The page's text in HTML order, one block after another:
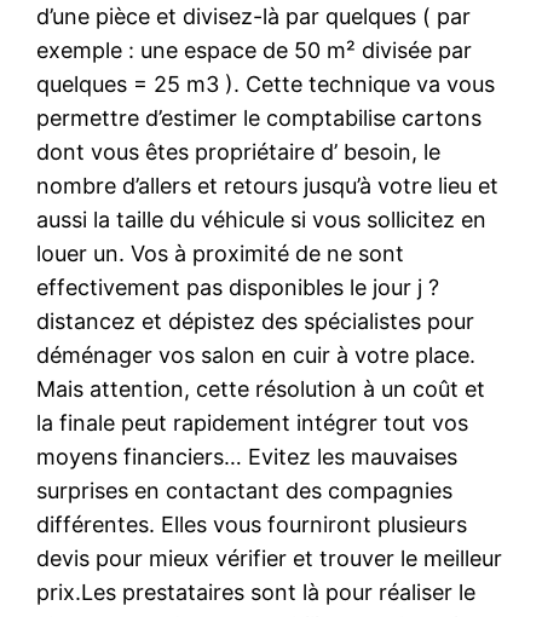
d’une pièce et divisez-là par quelques ( par
exemple : une espace de 50 m² divisée par
quelques = 25 m3 ). Cette technique va vous
permettre d’estimer le comptabilise cartons
dont vous êtes propriétaire d’ besoin, le
nombre d’allers et retours jusqu’à votre lieu et
aussi la taille du véhicule si vous sollicitez en
louer un. Vos à proximité de ne sont
effectivement pas disponibles le jour j ?
distancez et dépistez des spécialistes pour
déménager vos salon en cuir à votre place.
Mais attention, cette résolution à un coût et
la finale peut rapidement intégrer tout vos
moyens financiers… Evitez les mauvaises
surprises en contactant des compagnies
différentes. Elles vous fourniront plusieurs
devis pour mieux vérifier et trouver le meilleur
prix.Les prestataires sont là pour réaliser le